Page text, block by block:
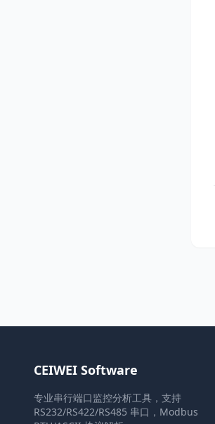
CEIWEI Software
专业串行端口监控分析工具，支持
RS232/RS422/RS485 串口，Modbus